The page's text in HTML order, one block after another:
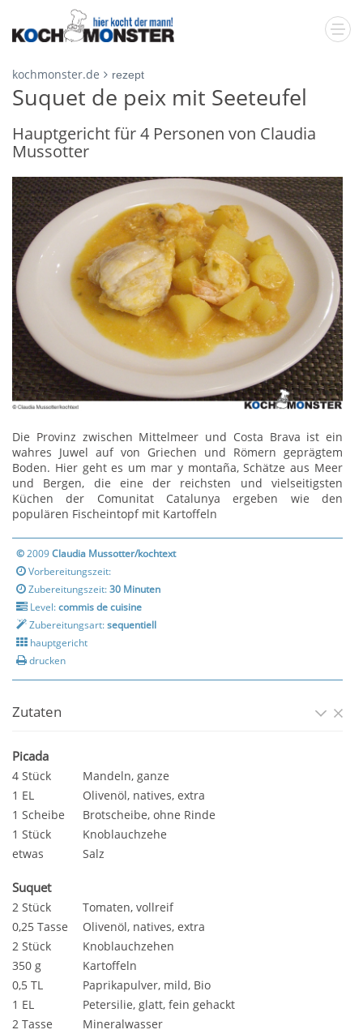
kochmonster.de rezept
Suquet de peix mit Seeteufel
Hauptgericht für 4 Personen von Claudia
Mussotter
Die Provinz zwischen Mittelmeer und Costa Brava ist ein
wahres Juwel auf von Griechen und Römern geprägtem
Boden. Hier geht es um mar y montaña, Schätze aus Meer
und Bergen, die eine der reichsten und vielseitigsten
Küchen der Comunitat Catalunya ergeben wie den
populären Fischeintopf mit Kartoffeln
©2009Claudia Mussotter/kochtext
Vorbereitungszeit:
Zubereitungszeit:30 Minuten
Level:commis de cuisine
Zubereitungsart:sequentiell
hauptgericht
drucken
Zutaten
Picada
4 Stück
Mandeln, ganze
1 EL
Olivenöl, natives, extra
1 Scheibe
Brotscheibe, ohne Rinde
1 Stück
Knoblauchzehe
etwas
Salz
Suquet
2 Stück
Tomaten, vollreif
0,25 Tasse
Olivenöl, natives, extra
2 Stück
Knoblauchzehen
350 g
Kartoffeln
0,5 TL
Paprikapulver, mild, Bio
1 EL
Petersilie, glatt, fein gehackt
2 Tasse
Mineralwasser